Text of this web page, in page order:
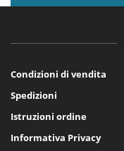
Condizioni di vendita
Spedizioni
Istruzioni ordine
Informativa Privacy